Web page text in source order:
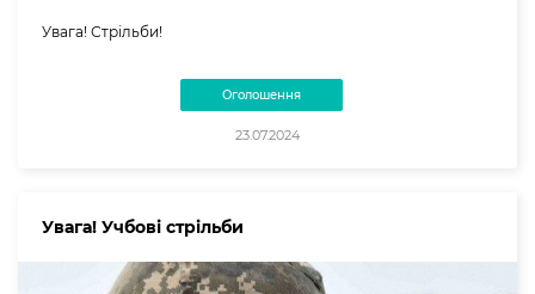
Увага! Стрільби!
Оголошення
23.07.2024
Увага! Учбові стрільби